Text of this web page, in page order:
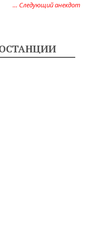
… Следующий анекдот